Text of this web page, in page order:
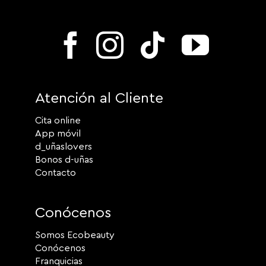
Atención al Cliente
Cita online
App móvil
d_uñaslovers
Bonos d-uñas
Contacto
Conócenos
Somos Ecobeauty
Conócenos
Franquicias